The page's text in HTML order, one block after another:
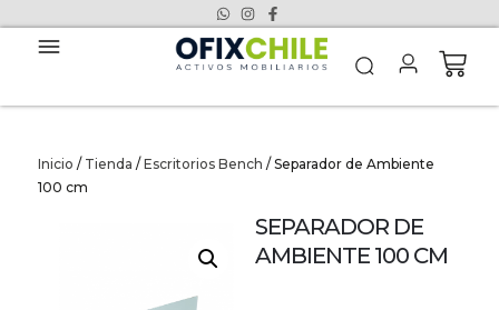
Inicio / Tienda / Escritorios Bench / Separador de Ambiente
100 cm
SEPARADOR DE
AMBIENTE 100 CM